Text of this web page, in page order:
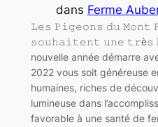
dans Ferme
𝙻𝚎𝚜 𝙿𝚒𝚐𝚎𝚘𝚗𝚜 𝚍𝚞 𝙼𝚘𝚗𝚝
𝚜𝚘𝚞𝚑𝚊𝚒𝚝𝚎𝚗𝚝 𝚞𝚗𝚎 𝚝𝚛è𝚜
nouvelle année démarre
2022 vous soit généreuse
humaines, riches de
lumineuse dans
favorable à une santé de